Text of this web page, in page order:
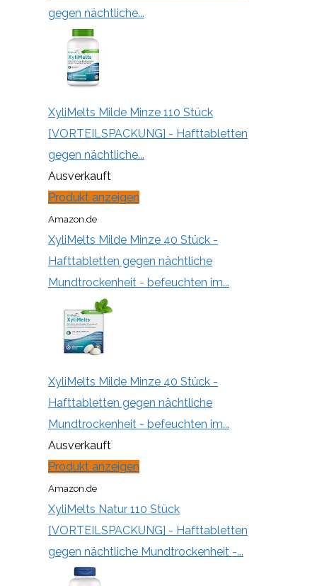
gegen nächtliche...
XyliMelts Milde Minze 110 Stück
[VORTEILSPACKUNG] - Hafttabletten
gegen nächtliche...
Ausverkauft
Produkt anzeigen
Amazon.de
XyliMelts Milde Minze 40 Stück -
Hafttabletten gegen nächtliche
Mundtrockenheit - befeuchten im...
XyliMelts Milde Minze 40 Stück -
Hafttabletten gegen nächtliche
Mundtrockenheit - befeuchten im...
Ausverkauft
Produkt anzeigen
Amazon.de
XyliMelts Natur 110 Stück
[VORTEILSPACKUNG] - Hafttabletten
gegen nächtliche Mundtrockenheit -...